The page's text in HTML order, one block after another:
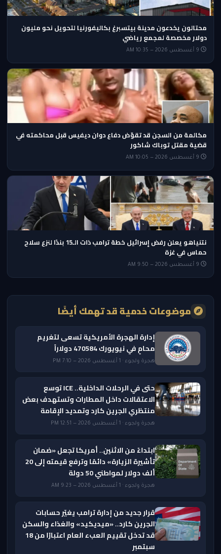
محتالون يخدعون مدينة بيتسبرغ بكاليفورنيا لتحويل نحو مليون
دولار مخصصة لمجمع رياضي
مكالمة من السجن قد تقوّض دفاع دوان ديفيس قبل محاكمته في
قضية مقتل توباك شاكور
نتنياهو يعلن رفض إسرائيل خطة ترامب ذات الـ15 بندًا لنزع سلاح
حماس في غزة
موضوعات خدمية قد تهمك أيضًا
إدارة الهجرة الأمريكية تسعى لتغريم
محامٍ في نيويورك 470584 دولاراً
هجرة ولجوء · 1 أغسطس 2026 — 7:10 PM
حتى في الرحلات الداخلية.. ICE توسع
الاعتقالات داخل المطارات وتستهدف بعض
منتظري الجرين كارد وتمديد الإقامة
هجرة ولجوء · 1 أغسطس 2026 — 12:51 PM
ابتداءً من الاثنين.. أمريكا تجعل «ضمان
تأشيرة الزيارة» دائمًا وترفع قيمته إلى 20
ألف دولار لمواطني 50 دولة
هجرة ولجوء · 1 أغسطس 2026 — 9:23 AM
قرار جديد من إدارة ترامب يغيّر حسابات
الجرين كارد.. «ميديكيد» والغذاء والسكن
قد تدخل تقييم العبء العام اعتبارًا من 18
سبتمبر